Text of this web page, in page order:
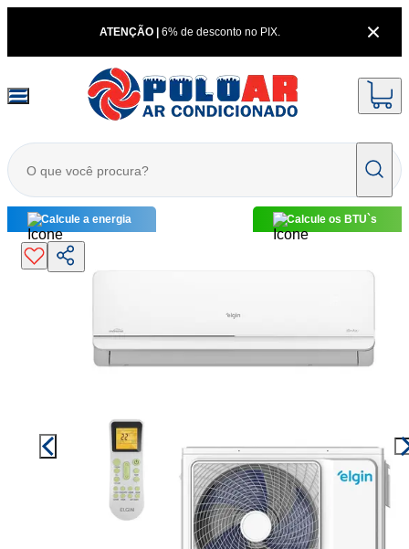
ATENÇÃO | 6% de desconto no PIX.
Calcule a energia Calcule os BTU`s